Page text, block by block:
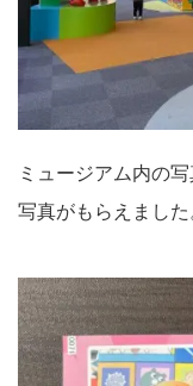
ミュージアム内の
写真がもらえました